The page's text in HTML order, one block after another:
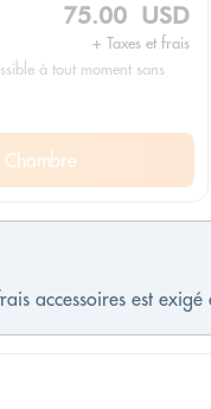
75.00 USD
+ Taxes et frais
à tout moment sans
Chambre
accessoires est